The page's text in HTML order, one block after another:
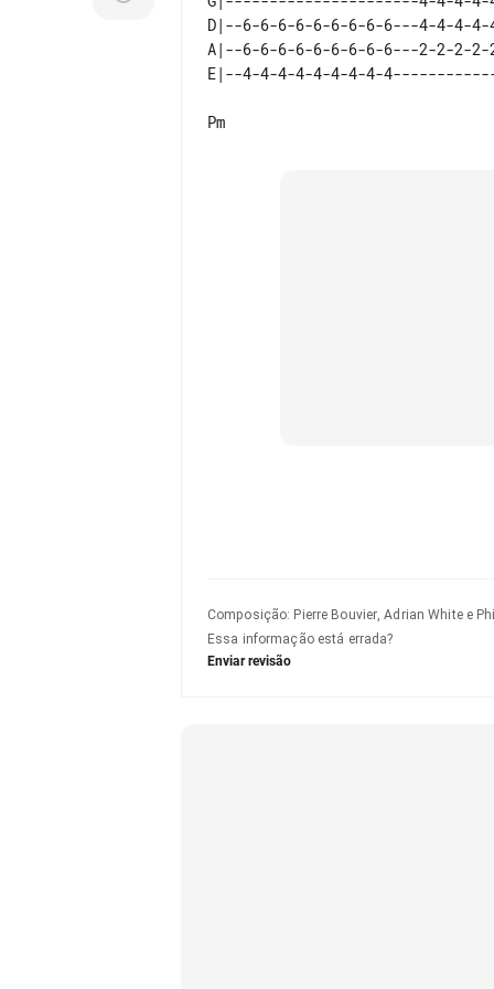
D|--6-6-6-6-6-6-6-6-6---4-4-4-
A|--6-6-6-6-6-6-6-6-6---2-2-2-
Composição: Pierre Bouvier, Adrian White e
Essa informação está errada?
Enviar revisão